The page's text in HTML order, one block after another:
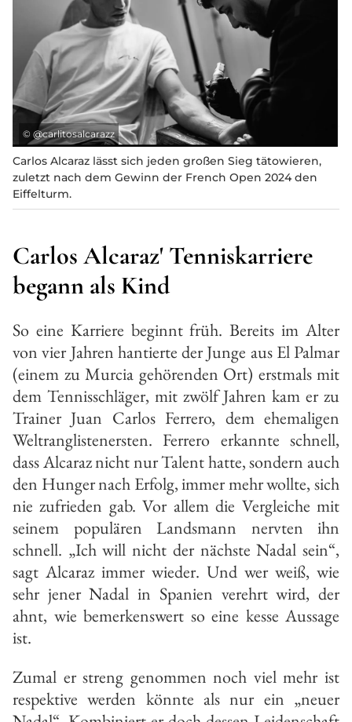
© @carlitosalcarazz
Carlos Alcaraz lässt sich jeden großen Sieg tätowieren,
zuletzt nach dem Gewinn der French Open 2024 den
Eiffelturm.
Carlos Alcaraz' Tenniskarriere
begann als Kind
So eine Karriere beginnt früh. Bereits im Alter
von vier Jahren hantierte der Junge aus El Palmar
(einem zu Murcia gehörenden Ort) erstmals mit
dem Tennisschläger, mit zwölf Jahren kam er zu
Trainer Juan Carlos Ferrero, dem ehemaligen
Weltranglistenersten. Ferrero erkannte schnell,
dass Alcaraz nicht nur Talent hatte, sondern auch
den Hunger nach Erfolg, immer mehr wollte, sich
nie zufrieden gab. Vor allem die Vergleiche mit
seinem populären Landsmann nervten ihn
schnell. „Ich will nicht der nächste Nadal sein“,
sagt Alcaraz immer wieder. Und wer weiß, wie
sehr jener Nadal in Spanien verehrt wird, der
ahnt, wie bemerkenswert so eine kesse Aussage
ist.
Zumal er streng genommen noch viel mehr ist
respektive werden könnte als nur ein „neuer